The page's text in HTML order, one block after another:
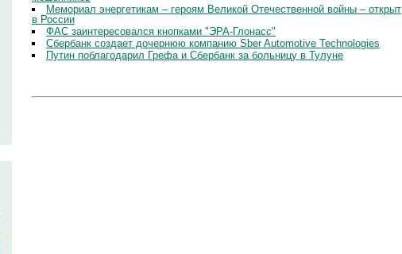
Мемориал энергетикам – героям Великой Отечественной войны – открыт
в России
ФАС заинтересовался кнопками "ЭРА-Глонасс"
Сбербанк создает дочернюю компанию Sber Automotive Technologies
Путин поблагодарил Грефа и Сбербанк за больницу в Тулуне